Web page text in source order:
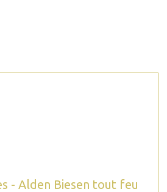
- Alden Biesen tout feu